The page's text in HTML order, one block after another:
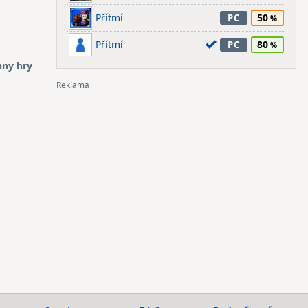
hry
Přítmí PC 50
Přítmí PC 80